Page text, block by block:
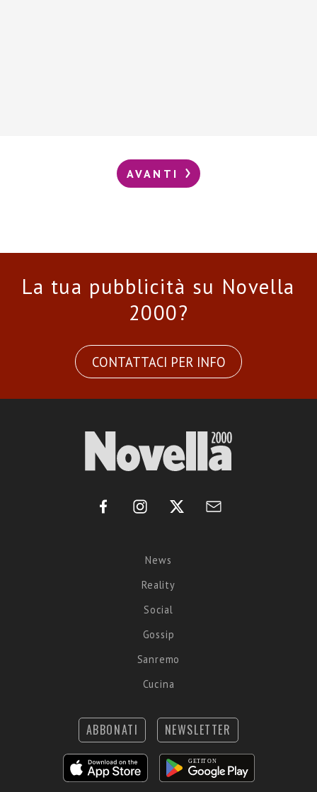
AVANTI
La tua pubblicità su Novella
2000?
CONTATTACI PER INFO
News
Reality
Social
Gossip
Sanremo
Cucina
ABBONATI NEWSLETTER